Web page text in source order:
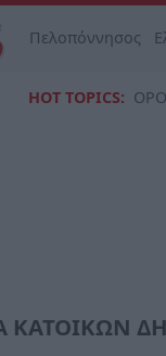
Πελοπόννησος
HOT TOPICS:
ΚΑΤΟΙΚΩΝ